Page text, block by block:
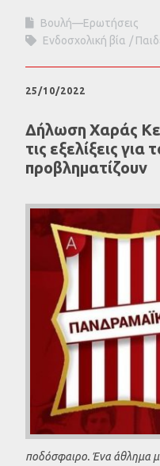
Βουλή—Ερωτήσεις
Ενδοσχολική βία
25/10/2022
Δήλωση Χαράς
τις εξελίξεις
προβληματίζουν
ποδόσφαιρο. Ένα άθλημα